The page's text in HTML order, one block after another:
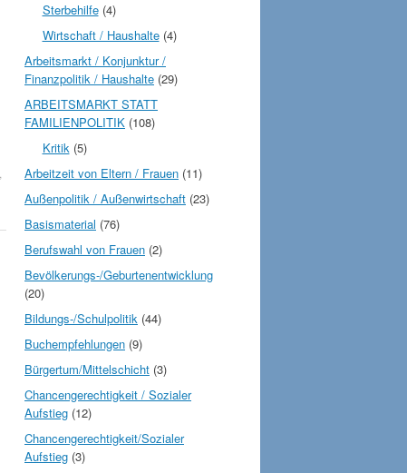
Sterbehilfe(4)
Wirtschaft / Haushalte(4)
Arbeitsmarkt / Konjunktur /
Finanzpolitik / Haushalte (29)
ARBEITSMARKT STATT
FAMILIENPOLITIK (108)
Kritik(5)
Arbeitzeit von Eltern / Frauen (11)
Außenpolitik / Außenwirtschaft (23)
Basismaterial (76)
Berufswahl von Frauen (2)
Bevölkerungs-/Geburtenentwicklung
(20)
Bildungs-/Schulpolitik (44)
Buchempfehlungen (9)
Bürgertum/Mittelschicht (3)
Chancengerechtigkeit / Sozialer
Aufstieg (12)
Chancengerechtigkeit/Sozialer
Aufstieg (3)